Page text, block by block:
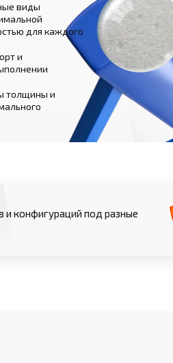
виды
для каждого
и
толщины и
конфигураций под разные